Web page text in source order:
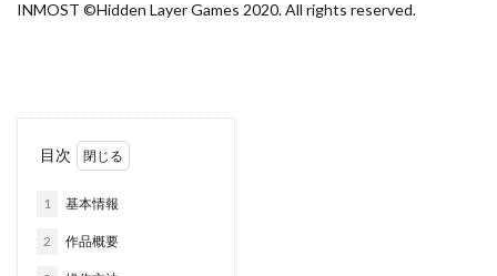
INMOST ©Hidden Layer Games 2020. All rights reserved.
目次
1 基本情報
2 作品概要